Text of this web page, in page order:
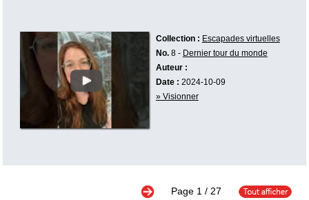
Collection : Escapades virtuelles
No.8 - Dernier tour du monde
Auteur :
Date : 2024-10-09
» Visionner
Page 1 / 27